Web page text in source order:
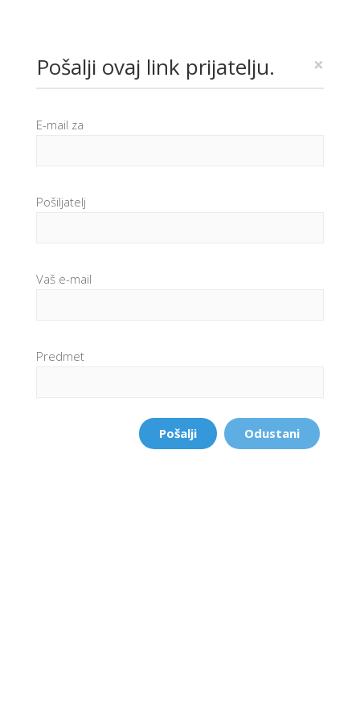
Pošalji ovaj link prijatelju. ×
E-mail za
Pošiljatelj
Vaš e-mail
Predmet
Pošalji Odustani